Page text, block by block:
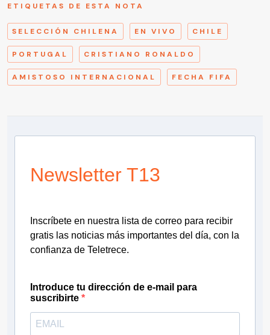
ETIQUETAS DE ESTA NOTA
SELECCIÓN CHILENA EN VIVO CHILE
PORTUGAL CRISTIANO RONALDO
AMISTOSO INTERNACIONAL FECHA FIFA
Newsletter T13
Inscríbete en nuestra lista de correo para recibir
gratis las noticias más importantes del día, con la
confianza de Teletrece.
Introduce tu dirección de e-mail para
suscribirte